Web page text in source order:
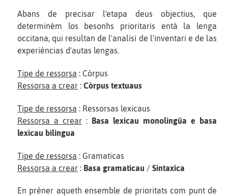
Abans de precisar l'etapa deus objectius, que
determinèm los besonhs prioritaris entà la lenga
occitana, qui resultan de l'analisi de l'inventari e de las
experiéncias d'autas lengas.
Tipe de ressorsa : Còrpus
Ressorsa a crear : Còrpus textuaus
Tipe de ressorsa : Ressorsas lexicaus
Ressorsa a crear : Basa lexicau monolingüa e basa
lexicau bilingua
Tipe de ressorsa : Gramaticas
Ressorsa a crear : Basa gramaticau / Sintaxica
En préner aqueth ensemble de prioritats com punt de